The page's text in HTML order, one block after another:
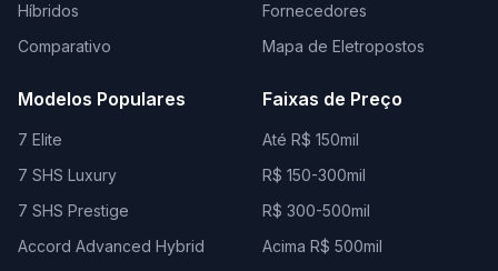
Híbridos
Comparativo
Fornecedores
Mapa de Eletropostos
Modelos Populares
7 Elite
7 SHS Luxury
7 SHS Prestige
Accord Advanced Hybrid
Faixas de Preço
Até R$ 150mil
R$ 150-300mil
R$ 300-500mil
Acima R$ 500mil